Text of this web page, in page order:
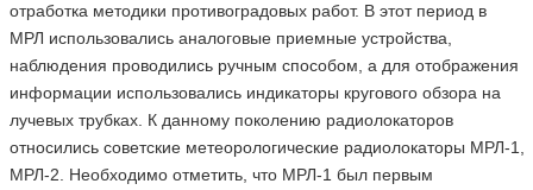
отработка методики противоградовых работ. В этот период в
МРЛ использовались аналоговые приемные устройства,
наблюдения проводились ручным способом, а для отображения
информации использовались индикаторы кругового обзора на
лучевых трубках. К данному поколению радиолокаторов
относились советские метеорологические радиолокаторы МРЛ-1,
МРЛ-2. Необходимо отметить, что МРЛ-1 был первым